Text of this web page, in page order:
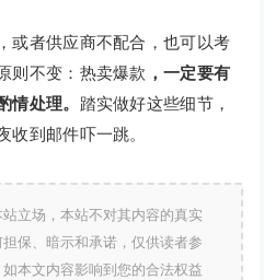
或者供应商不配合，也可以考
则不变：热卖爆款 ，一定要有
情处理。 踏实做好这些细节，
收到邮件吓一跳。
立场，本站不对其内容的真实
保、暗示和承诺，仅供读者参
本文内容影响到您的合法权益